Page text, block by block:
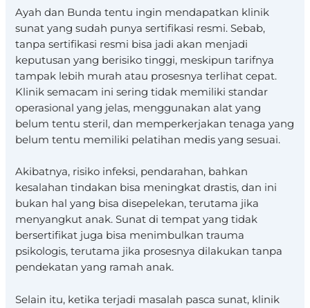
Ayah dan Bunda tentu ingin mendapatkan klinik
sunat yang sudah punya sertifikasi resmi. Sebab,
tanpa sertifikasi resmi bisa jadi akan menjadi
keputusan yang berisiko tinggi, meskipun tarifnya
tampak lebih murah atau prosesnya terlihat cepat.
Klinik semacam ini sering tidak memiliki standar
operasional yang jelas, menggunakan alat yang
belum tentu steril, dan memperkerjakan tenaga yang
belum tentu memiliki pelatihan medis yang sesuai.
Akibatnya, risiko infeksi, pendarahan, bahkan
kesalahan tindakan bisa meningkat drastis, dan ini
bukan hal yang bisa disepelekan, terutama jika
menyangkut anak. Sunat di tempat yang tidak
bersertifikat juga bisa menimbulkan trauma
psikologis, terutama jika prosesnya dilakukan tanpa
pendekatan yang ramah anak.
Selain itu, ketika terjadi masalah pasca sunat, klinik